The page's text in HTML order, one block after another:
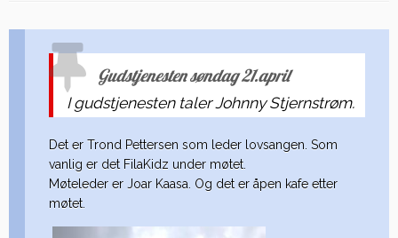
Gudstjenesten søndag 21.april
I gudstjenesten taler Johnny Stjernstrøm.
Det er Trond Pettersen som leder lovsangen. Som
vanlig er det FilaKidz under møtet.
Møteleder er Joar Kaasa. Og det er åpen kafe etter
møtet.